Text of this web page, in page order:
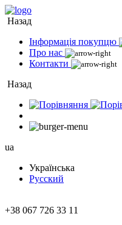
Назад
Інформація покупцю
Про нас
Контакти
Назад
ua
Українська
Русский
+38 067 726 33 11